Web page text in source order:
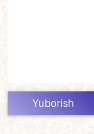
Yuborish